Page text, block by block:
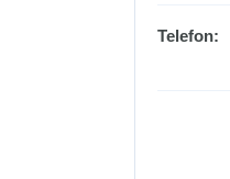
Telefon: